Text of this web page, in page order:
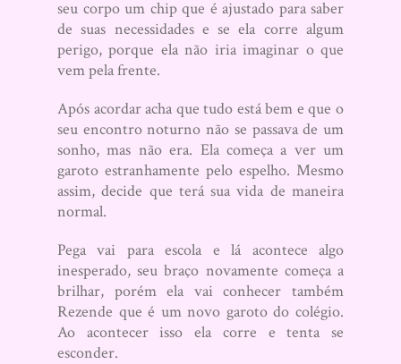
seu corpo um chip que é ajustado para saber
de suas necessidades e se ela corre algum
perigo, porque ela não iria imaginar o que
vem pela frente.
Após acordar acha que tudo está bem e que o
seu encontro noturno não se passava de um
sonho, mas não era. Ela começa a ver um
garoto estranhamente pelo espelho. Mesmo
assim, decide que terá sua vida de maneira
normal.
Pega vai para escola e lá acontece algo
inesperado, seu braço novamente começa a
brilhar, porém ela vai conhecer também
Rezende que é um novo garoto do colégio.
Ao acontecer isso ela corre e tenta se
esconder.